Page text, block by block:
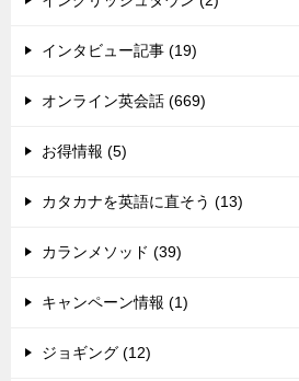
インタビュー記事 (19)
オンライン英会話 (669)
お得情報 (5)
カタカナを英語に直そう (13)
カランメソッド (39)
キャンペーン情報 (1)
ジョギング (12)